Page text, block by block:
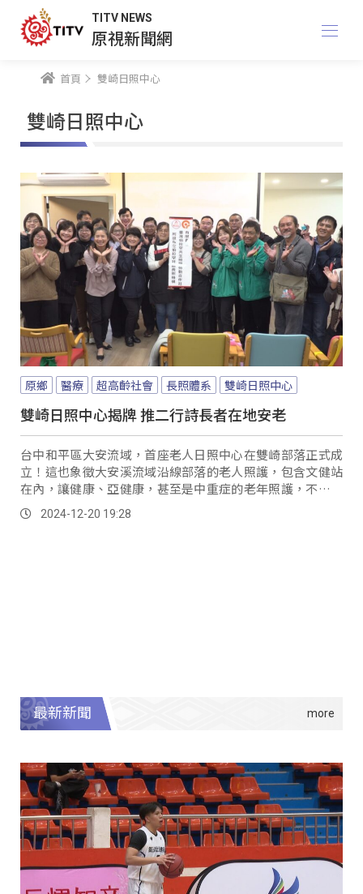
TITV NEWS
原視新聞網
首頁 雙崎日照中心
雙崎日照中心
原鄉 醫療 超高齡社會 長照體系 雙崎日照中心
雙崎日照中心揭牌 推二行詩長者在地安老
台中和平區大安流域，首座老人日照中心在雙崎部落正式成
立！這也象徵大安溪流域沿線部落的老人照護，包含文健站
在內，讓健康、亞健康，甚至是中重症的老年照護，不必離
開部落就可就近受到完整照顧。
2024-12-20 19:28
最新新聞